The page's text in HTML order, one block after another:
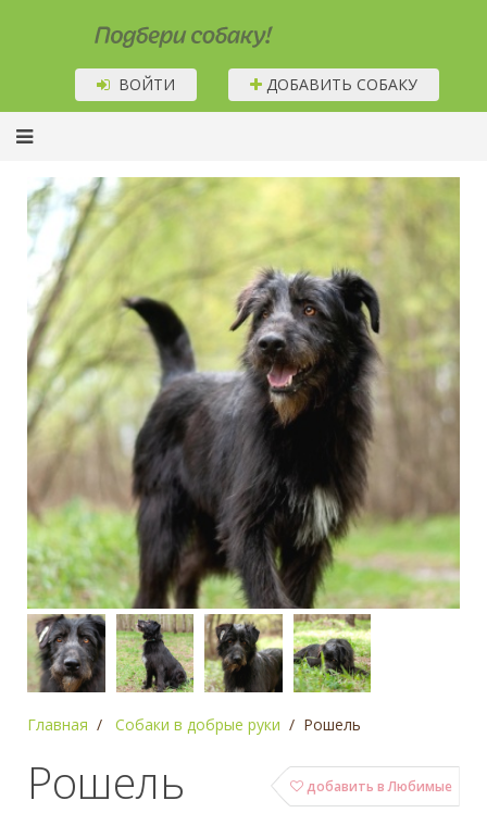
Подбери собаку!
ВОЙТИ ДОБАВИТЬ СОБАКУ
Главная Собаки в добрые руки Рошель
добавить в Любимые
Рошель